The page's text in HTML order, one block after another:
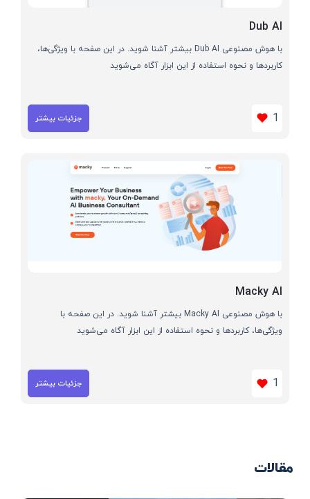
Dub AI
با هوش مصنوعی Dub AI بیشتر آشنا شوید. در این صفحه با ویژگی‌ها،
کاربردها و نحوه استفاده از این ابزار آگاه می‌شوید
1 جزئیات بیشتر
Macky AI
با هوش مصنوعی Macky AI بیشتر آشنا شوید. در این صفحه با
ویژگی‌ها، کاربردها و نحوه استفاده از این ابزار آگاه می‌شوید
1 جزئیات بیشتر
مقالات